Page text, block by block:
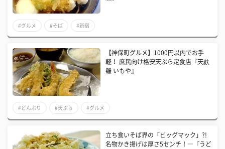
#グルメ #そば #新宿
【神保町グルメ】1000円以内でお手
軽！ 庶民向け格安天ぷら定食店『天麩
羅 いもや』
#どんぶり #天ぷら #グルメ
立ち食いそば界の「ビッグマック」?!
名物かき揚げは厚さ5センチ！―『うど